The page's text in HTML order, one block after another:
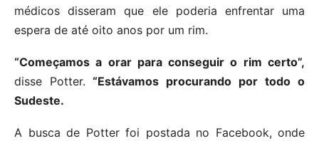
médicos disseram que ele poderia enfrentar uma
espera de até oito anos por um rim.
“Começamos a orar para conseguir o rim certo”,
disse Potter. “Estávamos procurando por todo o
Sudeste.
A busca de Potter foi postada no Facebook, onde